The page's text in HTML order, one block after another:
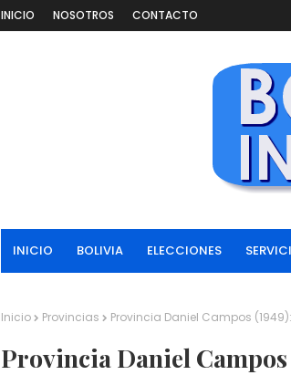
INICIO NOSOTROS CONTACTO
INICIO BOLIVIA ELECCIONES
Inicio Provincias Provincia Daniel Campos
Provincia Daniel